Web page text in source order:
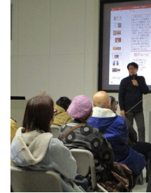
新
日
時
: